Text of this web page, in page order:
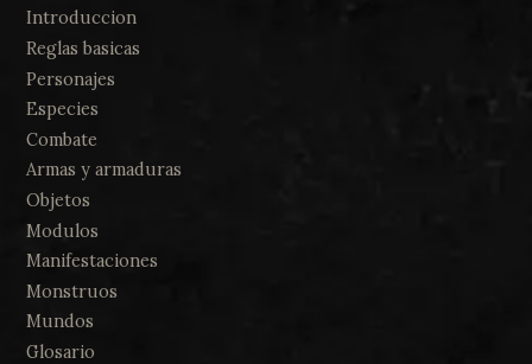
Introduccion
Reglas basicas
Personajes
Especies
Combate
Armas y armaduras
Objetos
Modulos
Manifestaciones
Monstruos
Mundos
Glosario